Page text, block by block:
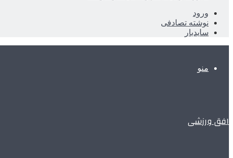
ورود
نوشته تصادفی
سایدبار
منو
افق ورزشی